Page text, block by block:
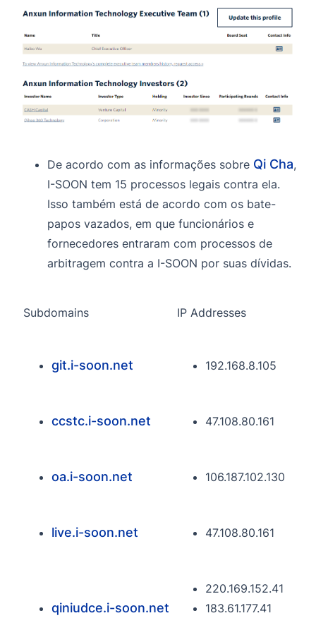
De acordo com as informações sobre Qi Cha,
I-SOON tem 15 processos legais contra ela.
Isso também está de acordo com os bate-
papos vazados, em que funcionários e
fornecedores entraram com processos de
arbitragem contra a I-SOON por suas dívidas.
Subdomains IP Addresses
git.i-soon.net 192.168.8.105
ccstc.i-soon.net 47.108.80.161
oa.i-soon.net 106.187.102.130
live.i-soon.net 47.108.80.161
qiniudce.i-soon.net
220.169.152.41
183.61.177.41